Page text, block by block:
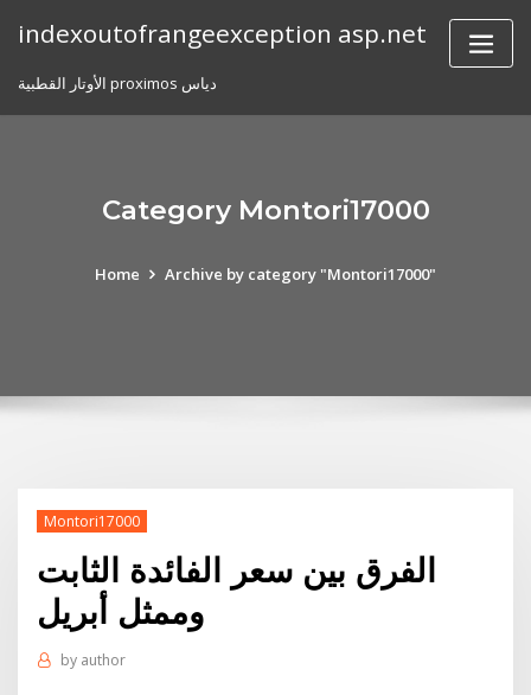
indexoutofrangeexception asp.net
الأوتار القطبية proximos دياس
Category Montori17000
Home Archive by category "Montori17000"
Montori17000
الفرق بين سعر الفائدة الثابت
وممثل أبريل
by author